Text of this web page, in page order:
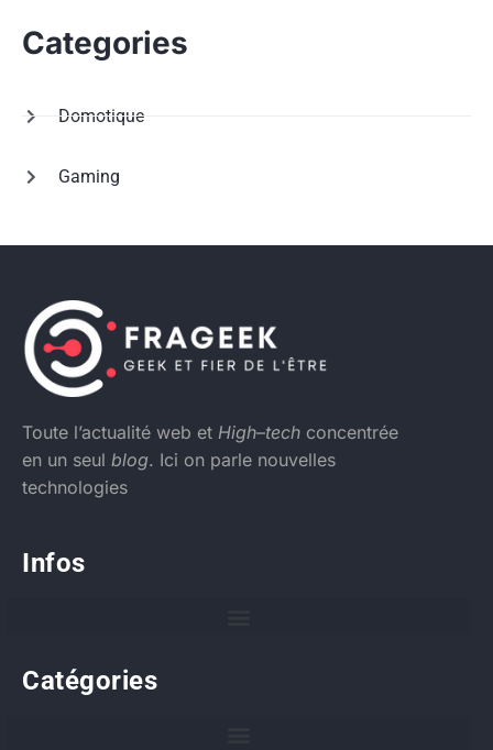
Categories
Domotique
Gaming
Toute l’actualité web et High–tech concentrée
en un seul blog. Ici on parle nouvelles
technologies
Infos
Catégories